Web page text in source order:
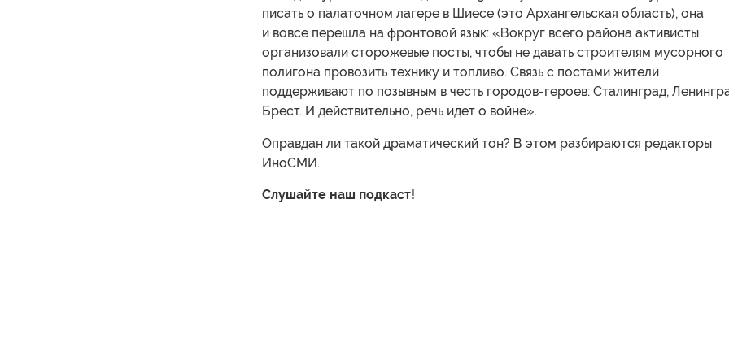
писать о палаточном лагере в Шиесе (это Архангельская область), она
и вовсе перешла на фронтовой язык: «Вокруг всего района активисты
организовали сторожевые посты, чтобы не давать строителям мусорного
полигона провозить технику и топливо. Связь с постами жители
поддерживают по позывным в честь городов-героев: Сталинград,
Брест. И действительно, речь идет о войне».
Оправдан ли такой драматический тон? В этом разбираются редакторы
ИноСМИ.
Слушайте наш подкаст!